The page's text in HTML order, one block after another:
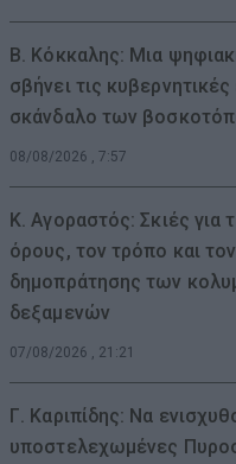
Β. Κόκκαλης: Μια
σβήνει τις
σκάνδαλο των
08/08/2026 , 7:57
Κ. Αγοραστός: Σκιές για
όρους, τον τρόπο και
δημοπράτησης των
δεξαμενών
07/08/2026 , 21:21
Γ. Καριπίδης: Να
υποστελεχωμένες